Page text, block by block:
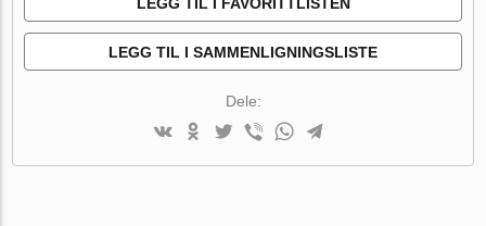
LEGG TIL I SAMMENLIGNINGSLISTE
Dele: